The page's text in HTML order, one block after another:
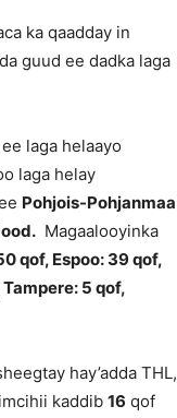
ka qaadday in
guud ee dadka laga
laga helaayo
laga helay
Pohjois-Pohjanmaa
Magaalooyinka
qof, Espoo: 39 qof,
5 qof,
hay’adda THL,
kaddib 16 qof